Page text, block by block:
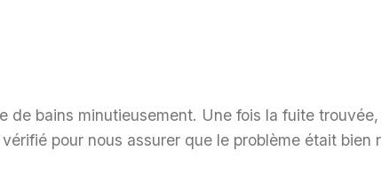
bains minutieusement. Une fois la fuite
pour nous assurer que le problème était bien